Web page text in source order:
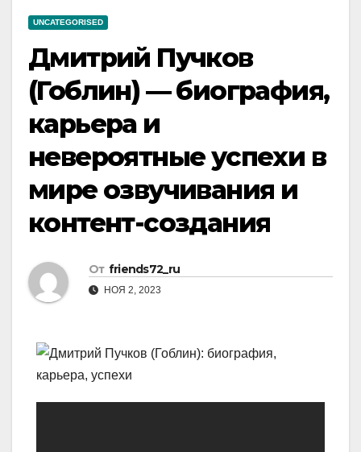
UNCATEGORISED
Дмитрий Пучков
(Гоблин) — биография,
карьера и
невероятные успехи в
мире озвучивания и
контент-создания
От friends72_ru
НОЯ 2, 2023